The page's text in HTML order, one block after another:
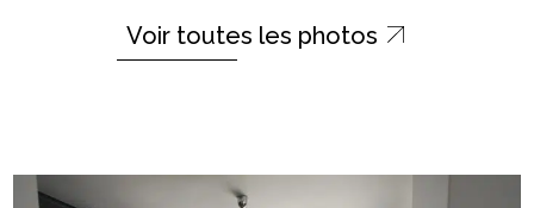
Voir toutes les photos